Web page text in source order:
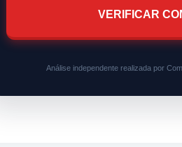
VERIFICAR
Análise independente realizada por